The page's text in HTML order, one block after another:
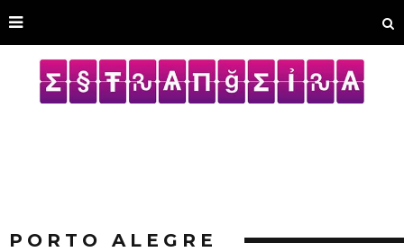
PORTO ALEGRE